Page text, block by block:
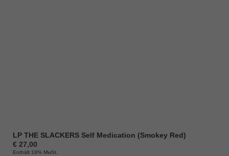
LP THE SLACKERS Self Medication (Smokey Red)
€27,00
Enthält 19% MwSt.